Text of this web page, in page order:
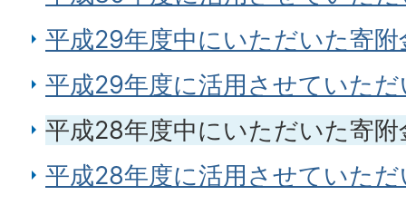
平成29年度中にいただいた寄附
平成29年度に活用させていた
平成28年度中にいただいた寄附
平成28年度に活用させていた